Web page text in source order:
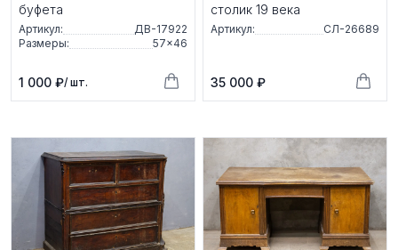
буфета
Артикул:
ДВ-17922
Размеры:
57×46
1 000 ₽/ шт.
столик 19 века
Артикул: СЛ-26689
35 000 ₽